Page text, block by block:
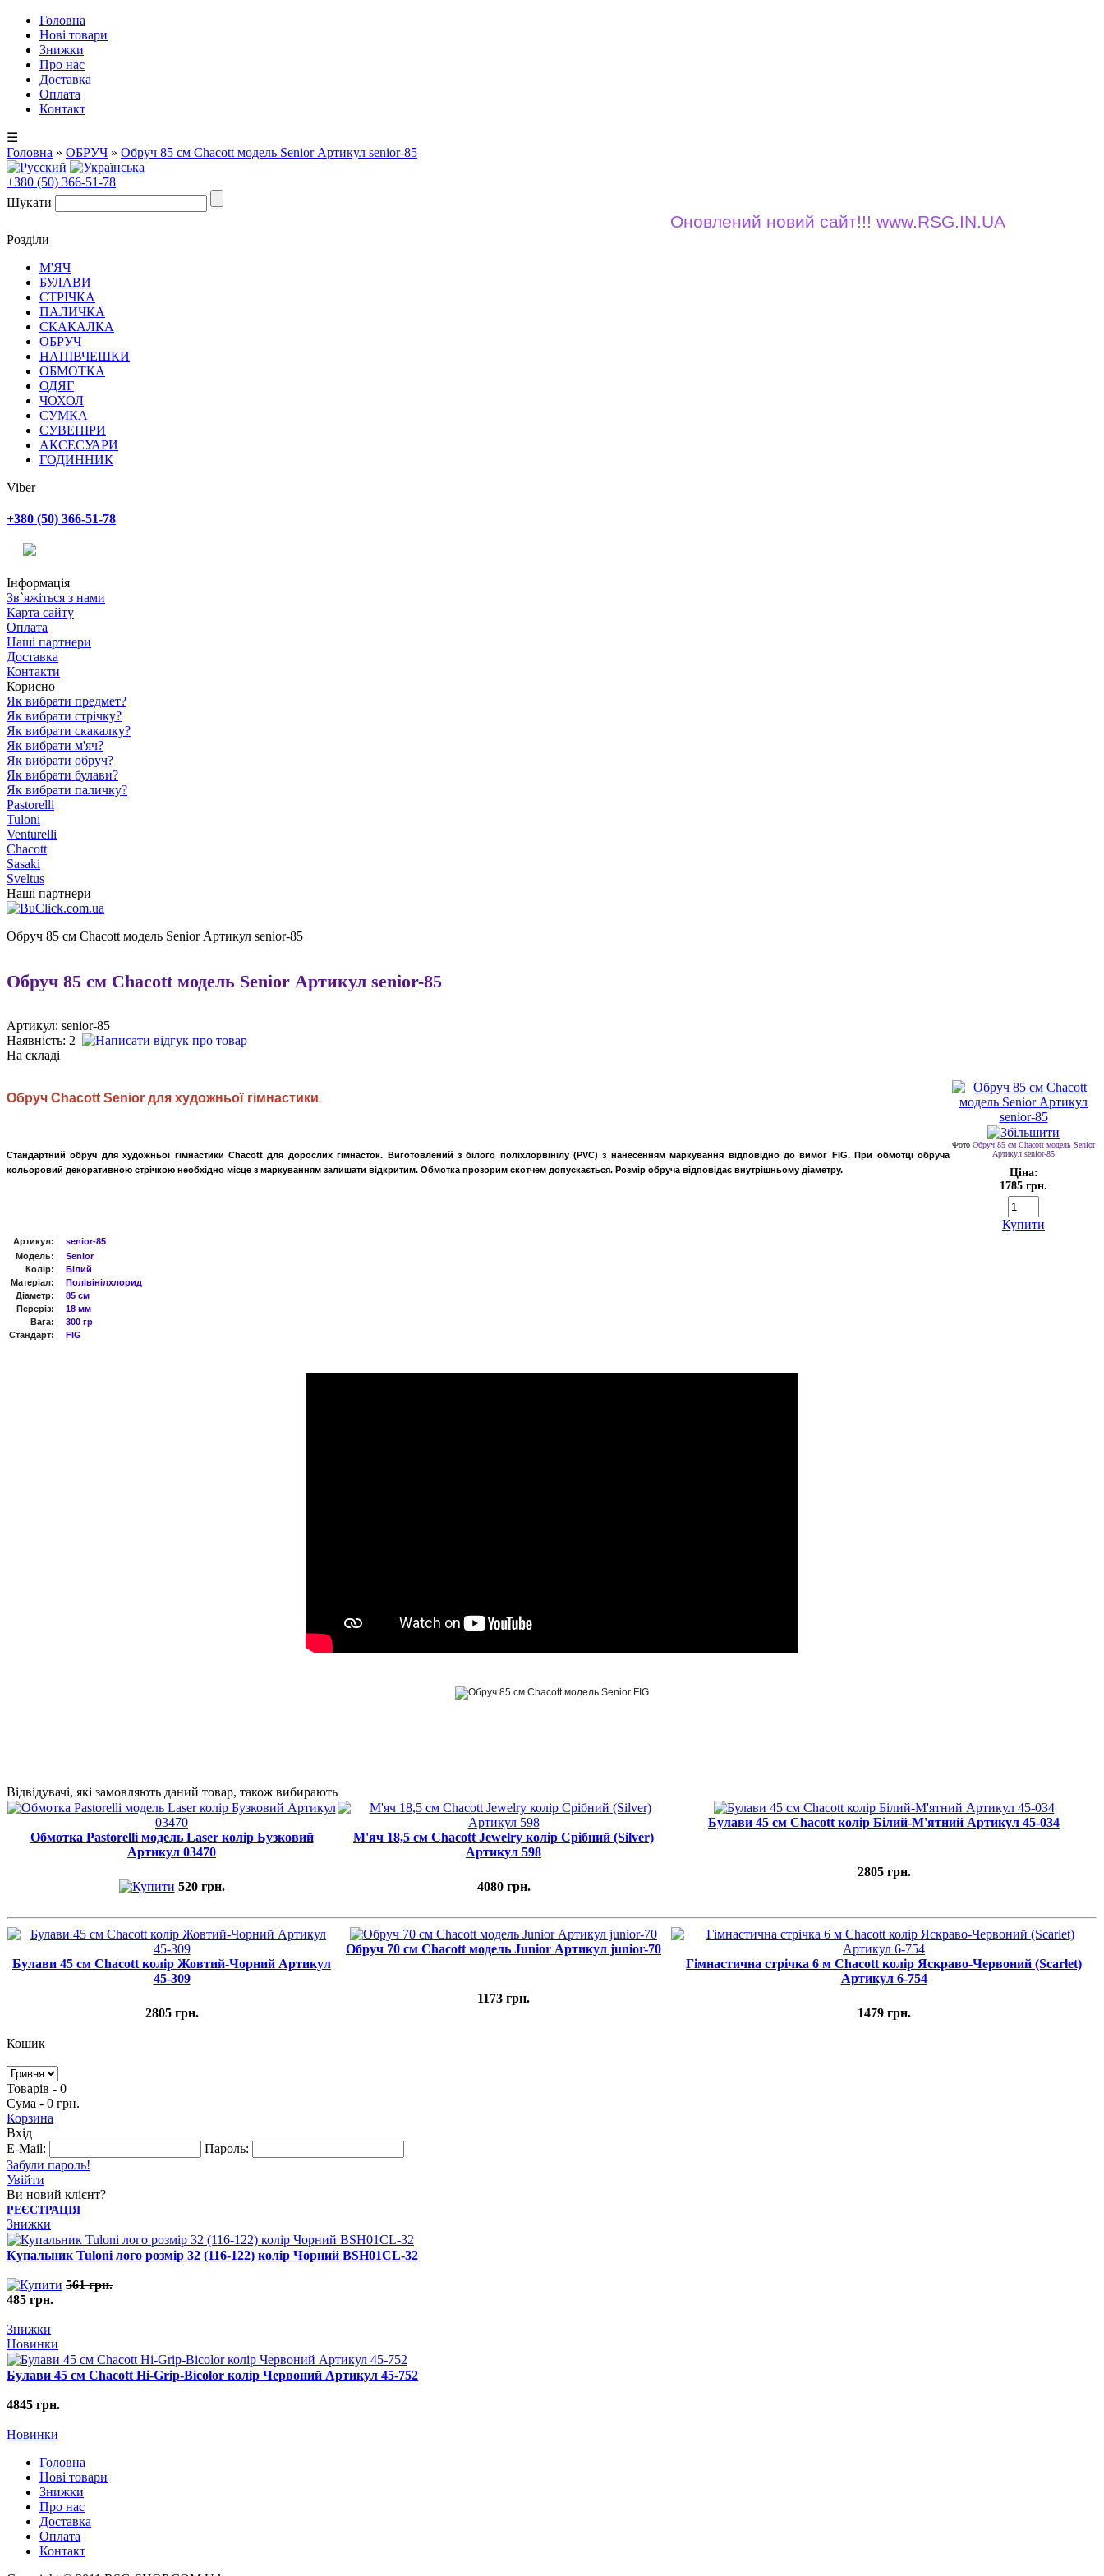
Головна
Нові товари
Знижки
Про нас
Доставка
Оплата
Контакт
☰
Головна » ОБРУЧ » Обруч 85 cм Chacott модель Senior Артикул senior-85
+380 (50) 366-51-78
Шукати
Оновлений новий сайт!!! www.RSG.IN.UA
Розділи
М'ЯЧ
БУЛАВИ
СТРІЧКА
ПАЛИЧКА
СКАКАЛКА
ОБРУЧ
НАПІВЧЕШКИ
ОБМОТКА
ОДЯГ
ЧОХОЛ
СУМКА
СУВЕНІРИ
АКСЕСУАРИ
ГОДИННИК
Viber
+380 (50) 366-51-78
Інформація
Зв`яжіться з нами
Карта сайту
Оплата
Наші партнери
Доставка
Контакти
Корисно
Як вибрати предмет?
Як вибрати стрічку?
Як вибрати скакалку?
Як вибрати м'яч?
Як вибрати обруч?
Як вибрати булави?
Як вибрати паличку?
Pastorelli
Tuloni
Venturelli
Chacott
Sasaki
Sveltus
Наші партнери
Обруч 85 cм Chacott модель Senior Артикул senior-85
Обруч 85 cм Chacott модель Senior Артикул senior-85
Артикул: senior-85
Наявність: 2
На складі
Фото Обруч 85 cм Chacott модель Senior
Артикул senior-85
Ціна:
1785 грн.
Купити
Обруч Chacott Senior для художньої гімнастики.
Стандартний обруч для художньої гімнастики Chacott для дорослих гімнасток. Виготовлений з білого поліхлорвінілу (PVC) з нанесенням маркування відповідно до вимог FIG. При обмотці обруча
кольоровий декоративною стрічкою необхідно місце з маркуванням залишати відкритим. Обмотка прозорим скотчем допускається. Розмір обруча відповідає внутрішньому діаметру.
Артикул:
senior-85
Модель:
Senior
Колір:
Білий
Матеріал:
Полівінілхлорид
Діаметр:
85 cм
Переріз:
18 мм
Вага:
300 гр
Стандарт:
FIG
Відвідувачі, які замовляють даний товар, також вибирають
Обмотка Pastorelli модель Laser колір Бузковий
Артикул 03470
520 грн.
М'яч 18,5 см Chacott Jewelry колір Срібний (Silver)
Артикул 598
4080 грн.
Булави 45 cм Chacott колір Білий-М'ятний Артикул 45-034
2805 грн.
Булави 45 cм Chacott колір Жовтий-Чорний Артикул
45-309
2805 грн.
Обруч 70 cм Chacott модель Junior Артикул junior-70
1173 грн.
Гімнастична стрічка 6 м Chacott колір Яскраво-Червоний (Scarlet)
Артикул 6-754
1479 грн.
Кошик
Товарів - 0
Сума - 0 грн.
Корзина
Вхід
E-Mail:
Пароль:
Забули пароль!
Увійти
Ви новий клієнт?
РЕЄСТРАЦІЯ
Знижки
Купальник Tuloni лого розмір 32 (116-122) колір Чорний BSH01CL-32
561 грн.
485 грн.
Знижки
Новинки
Булави 45 cм Chacott Hi-Grip-Bicolor колір Червоний Артикул 45-752
4845 грн.
Новинки
Головна
Нові товари
Знижки
Про нас
Доставка
Оплата
Контакт